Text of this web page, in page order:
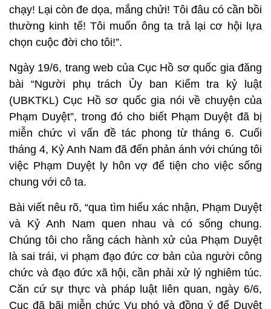
chạy! Lại còn đe dọa, mắng chửi! Tôi đâu có cần bồi
thường kinh tế! Tôi muốn ông ta trả lại cơ hội lựa
chọn cuộc đời cho tôi!”.
Ngày 19/6, trang web của Cục Hồ sơ quốc gia đăng
bài “Người phụ trách Ủy ban Kiểm tra kỷ luật
(UBKTKL) Cục Hồ sơ quốc gia nói về chuyện của
Phạm Duyệt”, trong đó cho biết Phạm Duyệt đã bị
miễn chức vì vấn đề tác phong từ tháng 6. Cuối
tháng 4, Kỷ Anh Nam đã đến phản ánh với chúng tôi
việc Phạm Duyệt ly hôn vợ để tiện cho việc sống
chung với cô ta.
Bài viết nêu rõ, “qua tìm hiểu xác nhận, Phạm Duyệt
và Kỷ Anh Nam quen nhau và có sống chung.
Chúng tôi cho rằng cách hành xử của Phạm Duyệt
là sai trái, vi phạm đạo đức cơ bản của người công
chức và đạo đức xã hội, cần phải xử lý nghiêm túc.
Căn cứ sự thực và pháp luật liên quan, ngày 6/6,
Cục đã bãi miễn chức Vụ phó và đồng ý để Duyệt